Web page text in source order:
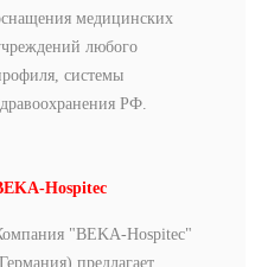
медицинских
любого
системы
РФ.
Hospitec
"BEKA-Hospitec"
предлагает